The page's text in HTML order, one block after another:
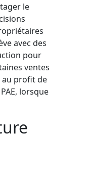
le
avec des
pour
ventes
au profit de
lorsque